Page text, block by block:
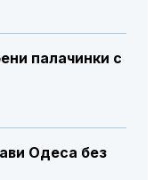
палачинки с
Одеса без